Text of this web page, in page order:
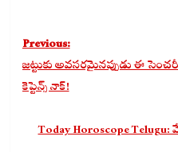
Post
navigation
Previous:
జట్టుకు అవసరమైనప్పుడు ఈ
కెప్టెన్స్ నాక్!
Today Horoscope